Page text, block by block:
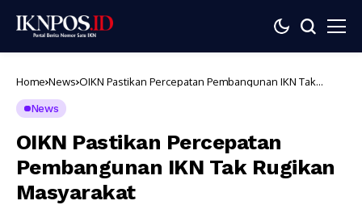
Home News OIKN Pastikan Percepatan Pembangunan IKN Tak
News
OIKN Pastikan Percepatan
Pembangunan IKN Tak Rugikan
Masyarakat